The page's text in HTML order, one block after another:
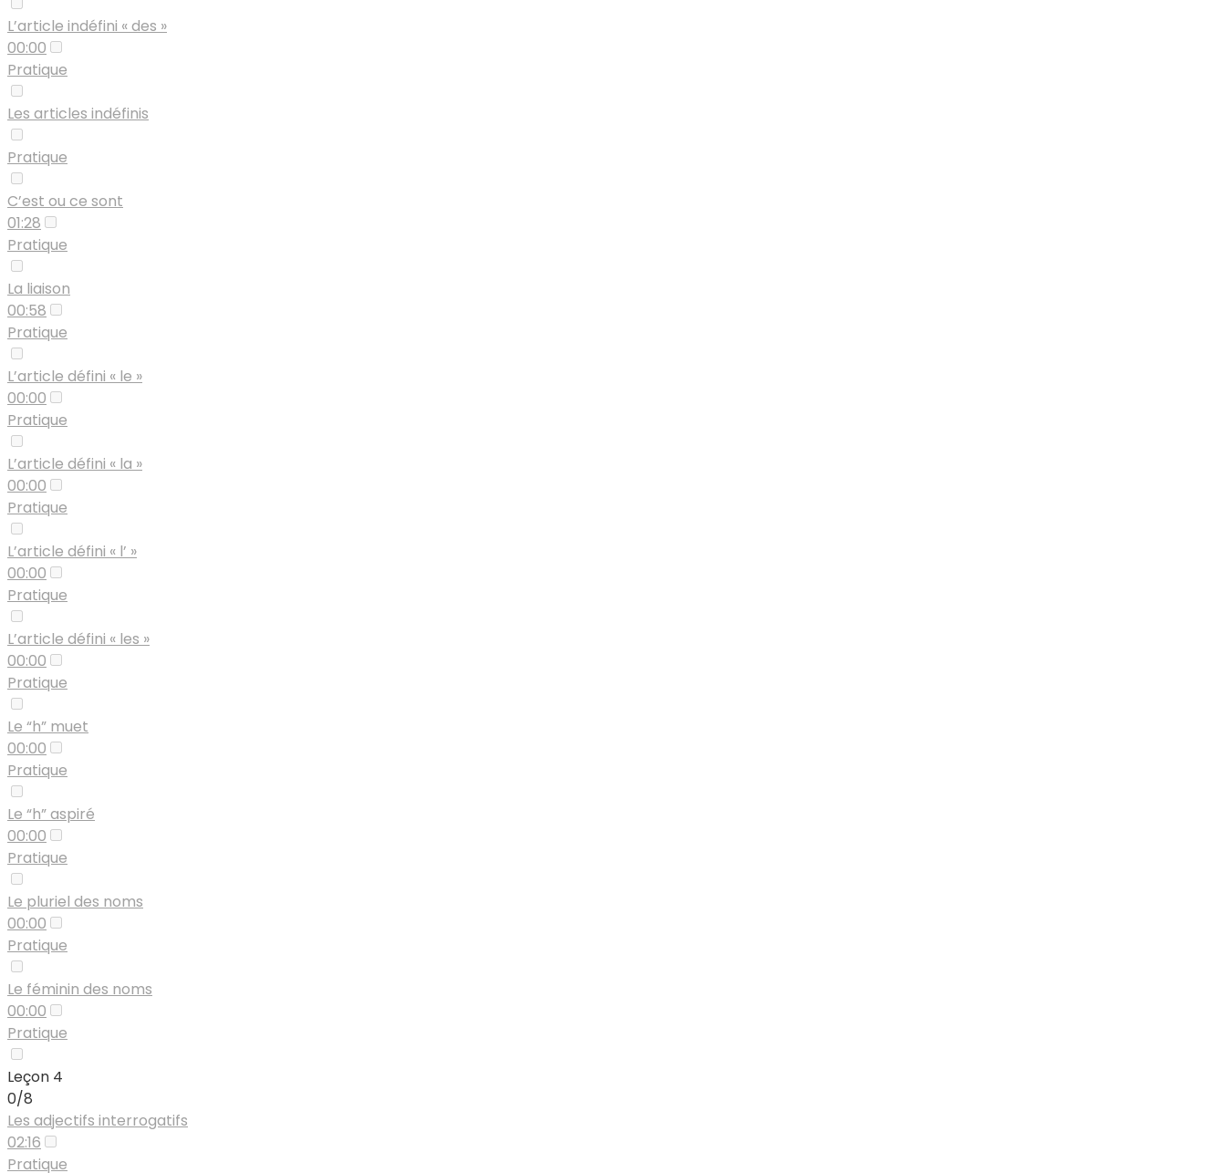
L’article indéfini « des »
00:00
Pratique
Les articles indéfinis
Pratique
C’est ou ce sont
01:28
Pratique
La liaison
00:58
Pratique
L’article défini « le »
00:00
Pratique
L’article défini « la »
00:00
Pratique
L’article défini « l’ »
00:00
Pratique
L’article défini « les »
00:00
Pratique
Le “h” muet
00:00
Pratique
Le “h” aspiré
00:00
Pratique
Le pluriel des noms
00:00
Pratique
Le féminin des noms
00:00
Pratique
Leçon 4
0/8
Les adjectifs interrogatifs
02:16
Pratique